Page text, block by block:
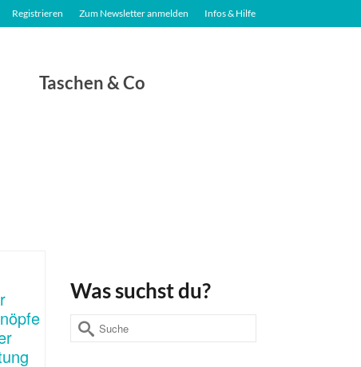
Registrieren Zum Newsletter anmelden Infos & Hilfe
Taschen & Co
Was suchst du?
Suche
nach: